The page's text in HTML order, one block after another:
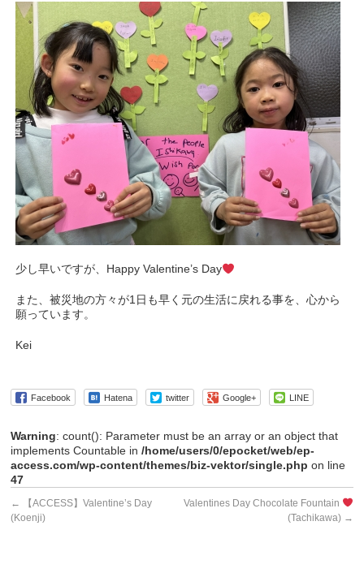
少し早いですが、Happy Valentine’s Day
また、被災地の方々が1日も早く元の生活に戻れる事を、心から
願っています。
Kei
Facebook Hatena twitter Google+ LINE
Warning: count(): Parameter must be an array or an object that
implements Countable in/home/users/0/epocket/web/ep-
access.com/wp-content/themes/biz-vektor/single.php on line
47
←
【ACCESS】Valentine’s Day
(Koenji)
Valentines Day Chocolate Fountain
(Tachikawa) →